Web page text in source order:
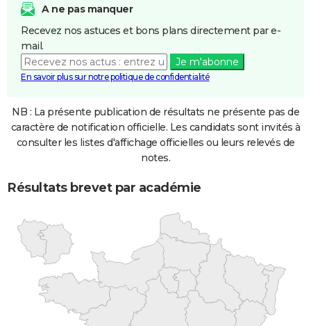
A ne pas manquer
Recevez nos astuces et bons plans directement par e-
mail.
Je m'abonne
En savoir plus sur notre politique de confidentialité
NB : La présente publication de résultats ne présente pas de
caractère de notification officielle. Les candidats sont invités à
consulter les listes d'affichage officielles ou leurs relevés de
notes.
Résultats brevet par académie